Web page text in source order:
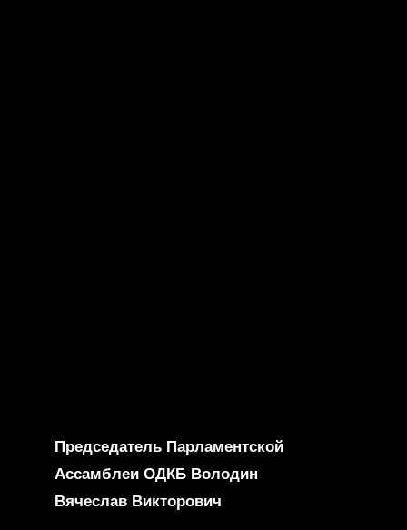
Председатель Парламентской
Ассамблеи ОДКБ Володин
Вячеслав Викторович